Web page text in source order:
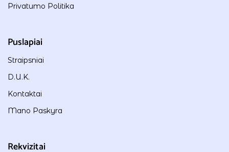
Privatumo Politika
Puslapiai
Straipsniai
D.U.K.
Kontaktai
Mano Paskyra
Rekvizitai